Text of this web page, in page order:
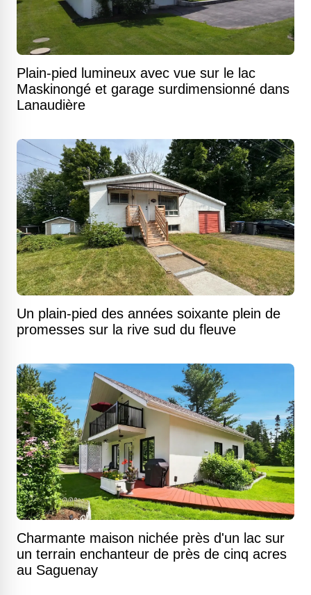
Plain-pied lumineux avec vue sur le lac
Maskinongé et garage surdimensionné dans
Lanaudière
Un plain-pied des années soixante plein de
promesses sur la rive sud du fleuve
Charmante maison nichée près d'un lac sur
un terrain enchanteur de près de cinq acres
au Saguenay